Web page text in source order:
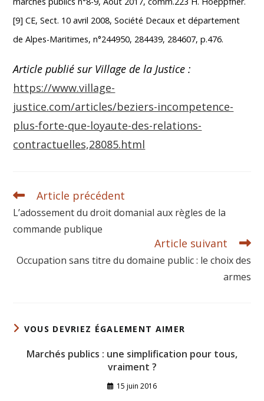
[9] CE, Sect. 10 avril 2008, Société Decaux et département
de Alpes-Maritimes, n°244950, 284439, 284607, p.476.
Article publié sur Village de la Justice :
https://www.village-
justice.com/articles/beziers-incompetence-
plus-forte-que-loyaute-des-relations-
contractuelles,28085.html
Article précédent
L’adossement du droit domanial aux règles de la
commande publique
Article suivant
Occupation sans titre du domaine public : le choix des
armes
VOUS DEVRIEZ ÉGALEMENT AIMER
Marchés publics : une simplification pour tous,
vraiment ?
15 juin 2016